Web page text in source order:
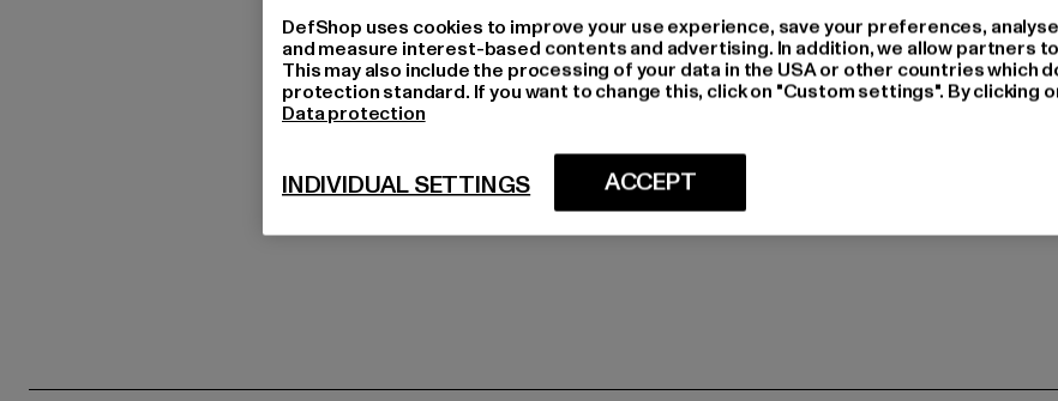
STØRRELSE
DefShop uses cookies to improve your use experience, save your preferences,
and measure interest-based contents and advertising. In addition, we allow partners
This may also include the processing of your data in the USA or other countries which
protection standard. If you want to change this, click on "Custom settings". By clicking
Data protection
ACCEPT
INDIVIDUAL SETTINGS